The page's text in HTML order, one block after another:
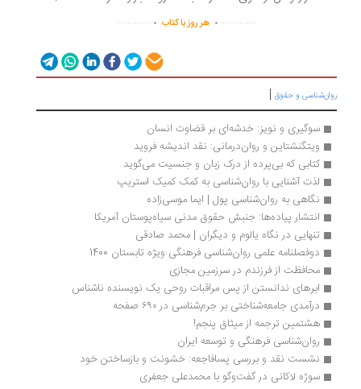
...............
. هر روز با کتاب .
..............
و حقوق|
سوگیری و نویز: خدشه‌ای بر قضاوت انسان
ویتگنشتاین و روان‌درمانی: نقد اندیشه فروید
کتابی که بی‌پرده از درک زبان و جنسیت می‌گوید
لذت آشنایی با روان‌شناسی به کمک کمیک استریپ
نگاهی به روان‌شناسی پول | ایما موسی‌زاده
انتشار پیاده‌ها: جنبش حقوق مدنی سیاه‌پوستان آمریکا‮‬‏‫
تنهایی در نگاه یالوم و دیگران | محمد صادقی
دوفصلنامه علمی روان‌شناسی فرهنگی ویژه تابستان 1400
محافظت از فرزندم در سرزمین مجازی
ابرهای ندانستن از پس مراقبات روحی یک نویسنده ناشناس
درآمدی جامعه‌شناختی بر جرم‌شناسی در ۶۹۰ صفحه
هشتمین ترجمه از میثاق پنجم!
روان‌شناسی فرهنگی و توسعه ایران
نشست نقد و بررسی پسافاجعه: خشونت و بازساختن خود
سوژه لاکانی در گفت‌وگو با محمدعلی جعفری